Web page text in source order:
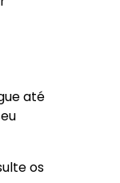
até
os